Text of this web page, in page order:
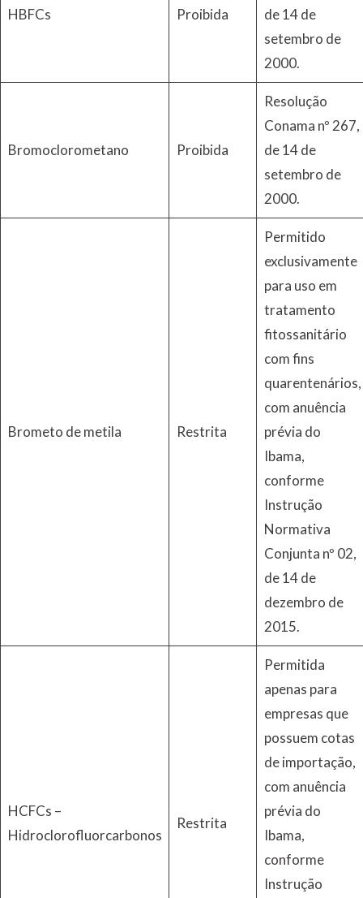
HBFCs Proibida
de 14 de
setembro de
2000.
Bromoclorometano Proibida
Resolução
Conama nº 267,
de 14 de
setembro de
2000.
Brometo de metila Restrita
Permitido
exclusivamente
para uso em
tratamento
fitossanitário
com fins
quarentenários,
com anuência
prévia do
Ibama,
conforme
Instrução
Normativa
Conjunta nº 02,
de 14 de
dezembro de
2015.
HCFCs –
Hidroclorofluorcarbonos
Restrita
Permitida
apenas para
empresas que
possuem cotas
de importação,
com anuência
prévia do
Ibama,
conforme
Instrução